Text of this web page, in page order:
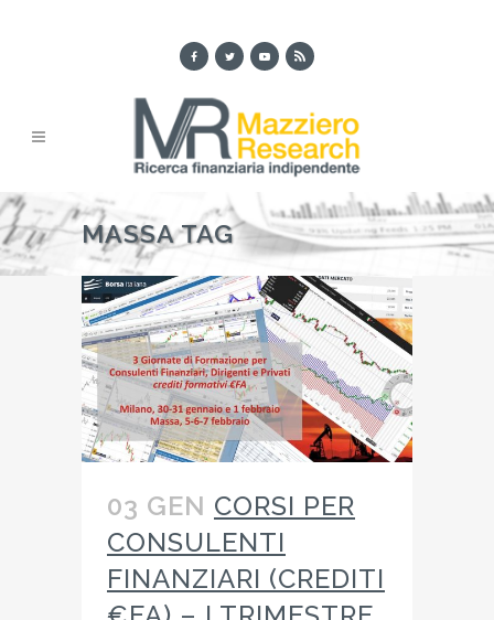
MASSA TAG
03 GEN CORSI PER
CONSULENTI
FINANZIARI (CREDITI